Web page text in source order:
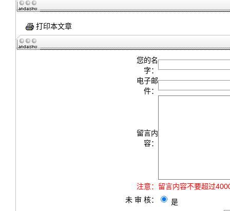
打印本文章
您的名
字：
电子邮
件：
留言内
容：
注意： 留言内容不要超过
未 审 核：
是